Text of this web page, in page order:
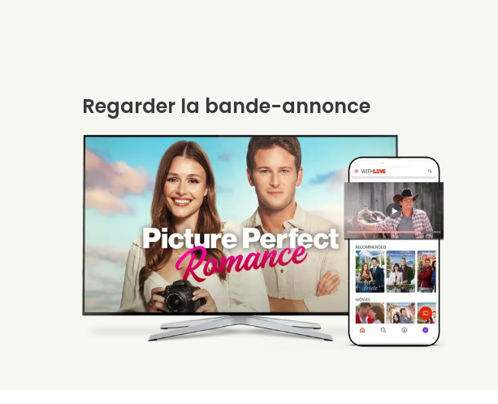
Regarder la bande-annonce